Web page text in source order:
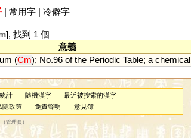
| 常用字| 冷僻字
], 找到 1 個
意義
(Cm); No.96 of the Periodic Table; a chemical
計 隨機漢字
最近被搜索的漢字
隱政策 免責聲明 意見簿
（管理員 ）